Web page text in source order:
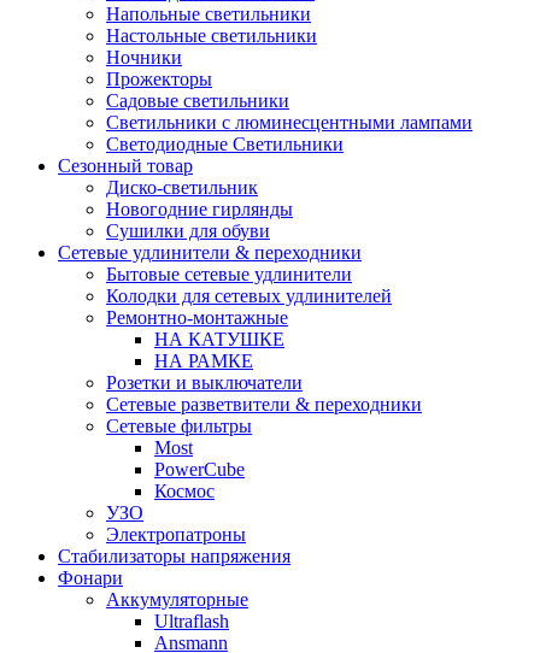
Напольные светильники
Настольные светильники
Ночники
Прожекторы
Садовые светильники
Светильники с люминесцентными лампами
Светодиодные Светильники
Сезонный товар
Диско-светильник
Новогодние гирлянды
Сушилки для обуви
Сетевые удлинители & переходники
Бытовые сетевые удлинители
Колодки для сетевых удлинителей
Ремонтно-монтажные
НА КАТУШКЕ
НА РАМКЕ
Розетки и выключатели
Сетевые разветвители & переходники
Сетевые фильтры
Most
PowerCube
Космос
УЗО
Электропатроны
Стабилизаторы напряжения
Фонари
Аккумуляторные
Ultraflash
Ansmann